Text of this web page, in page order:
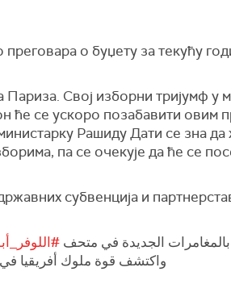
о буџету за текућу
Свој изборни тријумф у
ће се ускоро позабавити овим
Рашиду Дати се зна да
па се очекује да ће се
субвенција и
الجديدة في متحف
واكتشف قوة ملوك أفريقيا